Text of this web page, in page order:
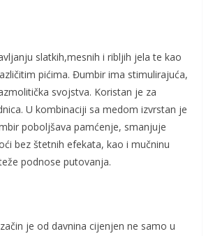
slatkih,mesnih i ribljih jela te kao
pićima. Đumbir ima stimulirajuća,
svojstva. Koristan je za
U kombinaciji sa medom izvrstan je
poboljšava pamćenje, smanjuje
bez štetnih efekata, kao i mučninu
podnose putovanja.
je od davnina cijenjen ne samo u